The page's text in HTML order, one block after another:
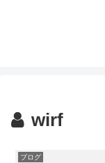
wirf
ブログ